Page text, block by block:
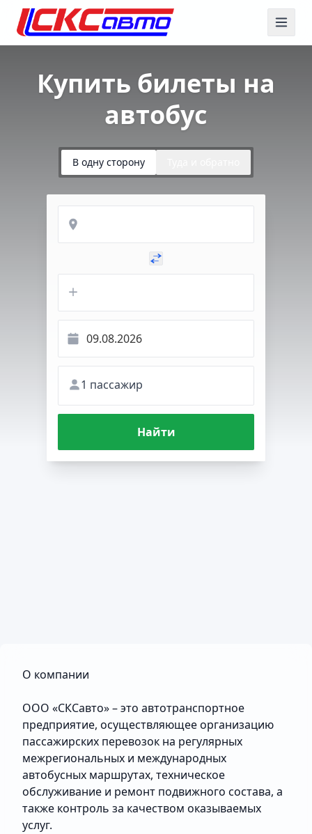
Купить билеты на
автобус
В одну сторону
1 пассажир
Найти
О компании
ООО «СКСавто» – это автотранспортное
предприятие, осуществляющее организацию
пассажирских перевозок на регулярных
межрегиональных и международных
автобусных маршрутах, техническое
обслуживание и ремонт подвижного состава, а
также контроль за качеством оказываемых
услуг.